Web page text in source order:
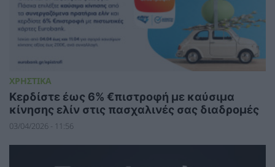
ΧΡΗΣΤΙΚΑ
Κερδίστε έως 6% €πιστροφή με καύσιμα
κίνησης ελίν στις πασχαλινές σας διαδρομές
03/04/2026 - 11:56